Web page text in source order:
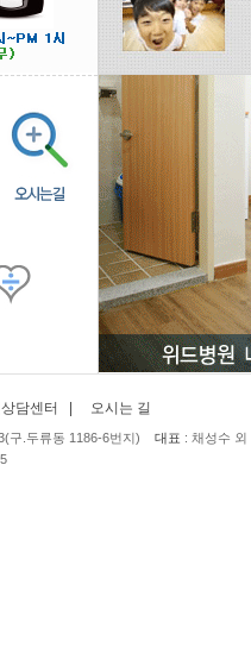
담센터 | 오시는 길
구.두류동 1186-6번지) 대표 : 채성수